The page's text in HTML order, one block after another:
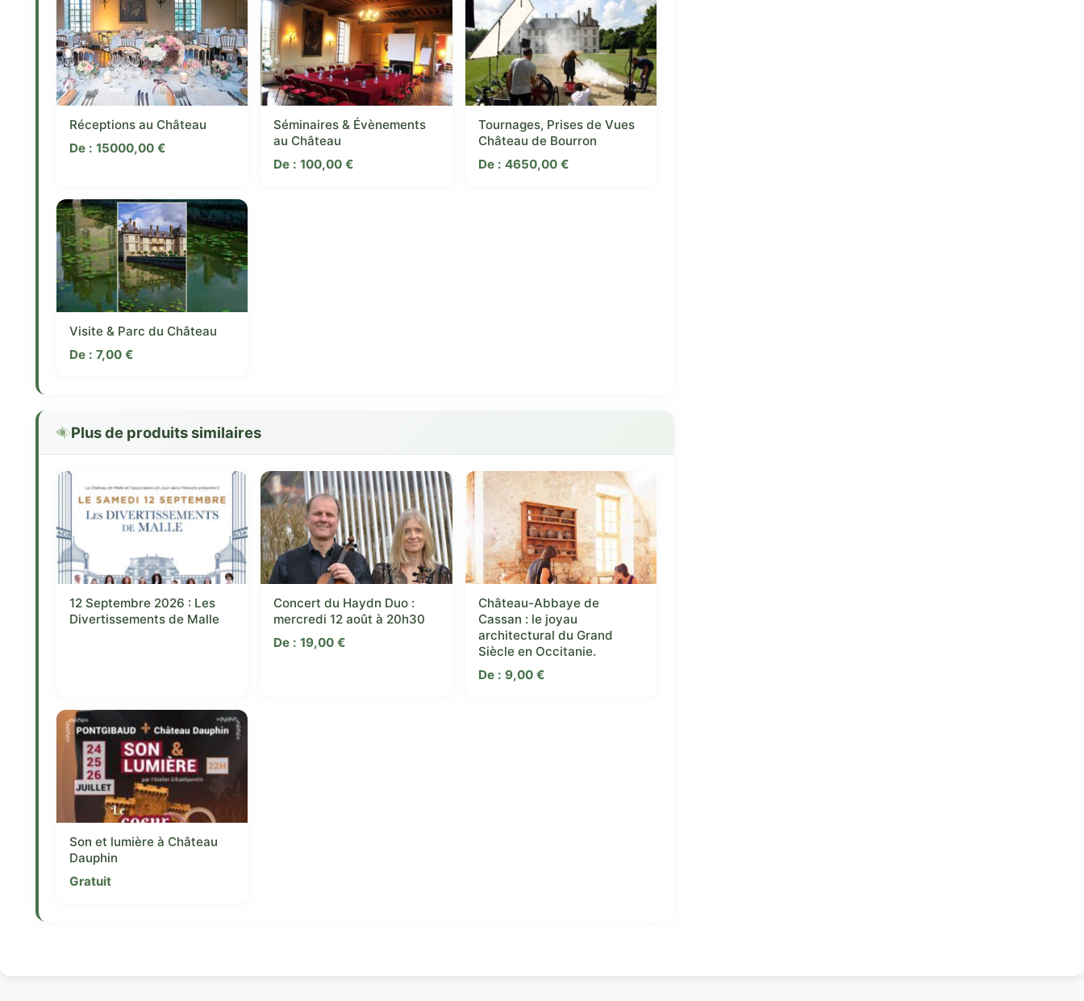
Réceptions au Château
De : 15000,00 €
Séminaires & Évènements
au Château
De :100,00€
Tournages, Prises de Vues
Château de Bourron
De : 4650,00 €
Visite & Parc du Château
De : 7,00 €
Plus de produits similaires
12 Septembre 2026 : Les
Divertissements de Malle
Concert du Haydn Duo :
mercredi 12 août à 20h30
De :19,00€
Château-Abbaye de
Cassan : le joyau
architectural du Grand
Siècle en Occitanie.
De : 9,00 €
Son et lumière à Château
Dauphin
Gratuit